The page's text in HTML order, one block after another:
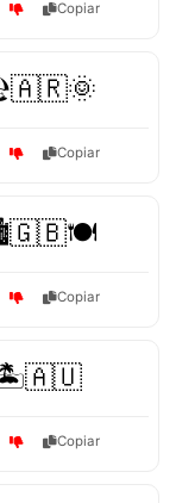
Copiar
Copiar
Copiar
Copiar